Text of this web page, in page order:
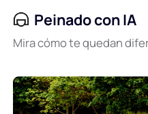
Peinado con IA
Mira cómo te quedan